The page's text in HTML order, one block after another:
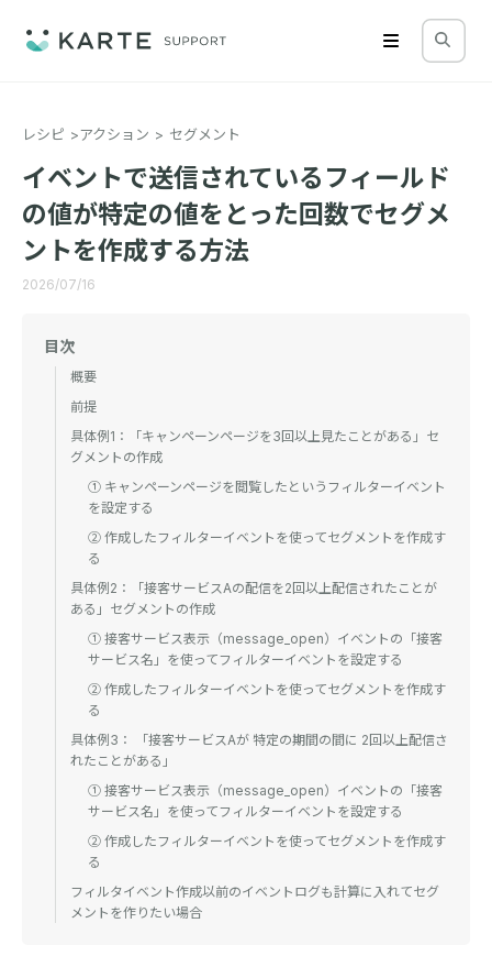
レシピ アクション セグメント
イベントで送信されているフィールド
の値が特定の値をとった回数でセグメ
ントを作成する方法
2026/07/16
目次
概要
前提
具体例1：「キャンペーンページを3回以上見たことがある」セ
グメントの作成
① キャンペーンページを閲覧したというフィルターイベント
を設定する
② 作成したフィルターイベントを使ってセグメントを作成す
る
具体例2：「接客サービスAの配信を2回以上配信されたことが
ある」セグメントの作成
① 接客サービス表示（message_open）イベントの「接客
サービス名」を使ってフィルターイベントを設定する
② 作成したフィルターイベントを使ってセグメントを作成す
る
具体例3： 「接客サービスAが 特定の期間の間に 2回以上配信さ
れたことがある」
① 接客サービス表示（message_open）イベントの「接客
サービス名」を使ってフィルターイベントを設定する
② 作成したフィルターイベントを使ってセグメントを作成す
る
フィルタイベント作成以前のイベントログも計算に入れてセグ
メントを作りたい場合